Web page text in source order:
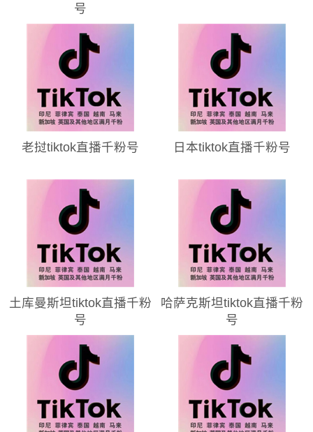
号
老挝tiktok直播千粉号 日本tiktok直播千粉号
土库曼斯坦tiktok直播千粉
号
哈萨克斯坦tiktok直播千粉
号